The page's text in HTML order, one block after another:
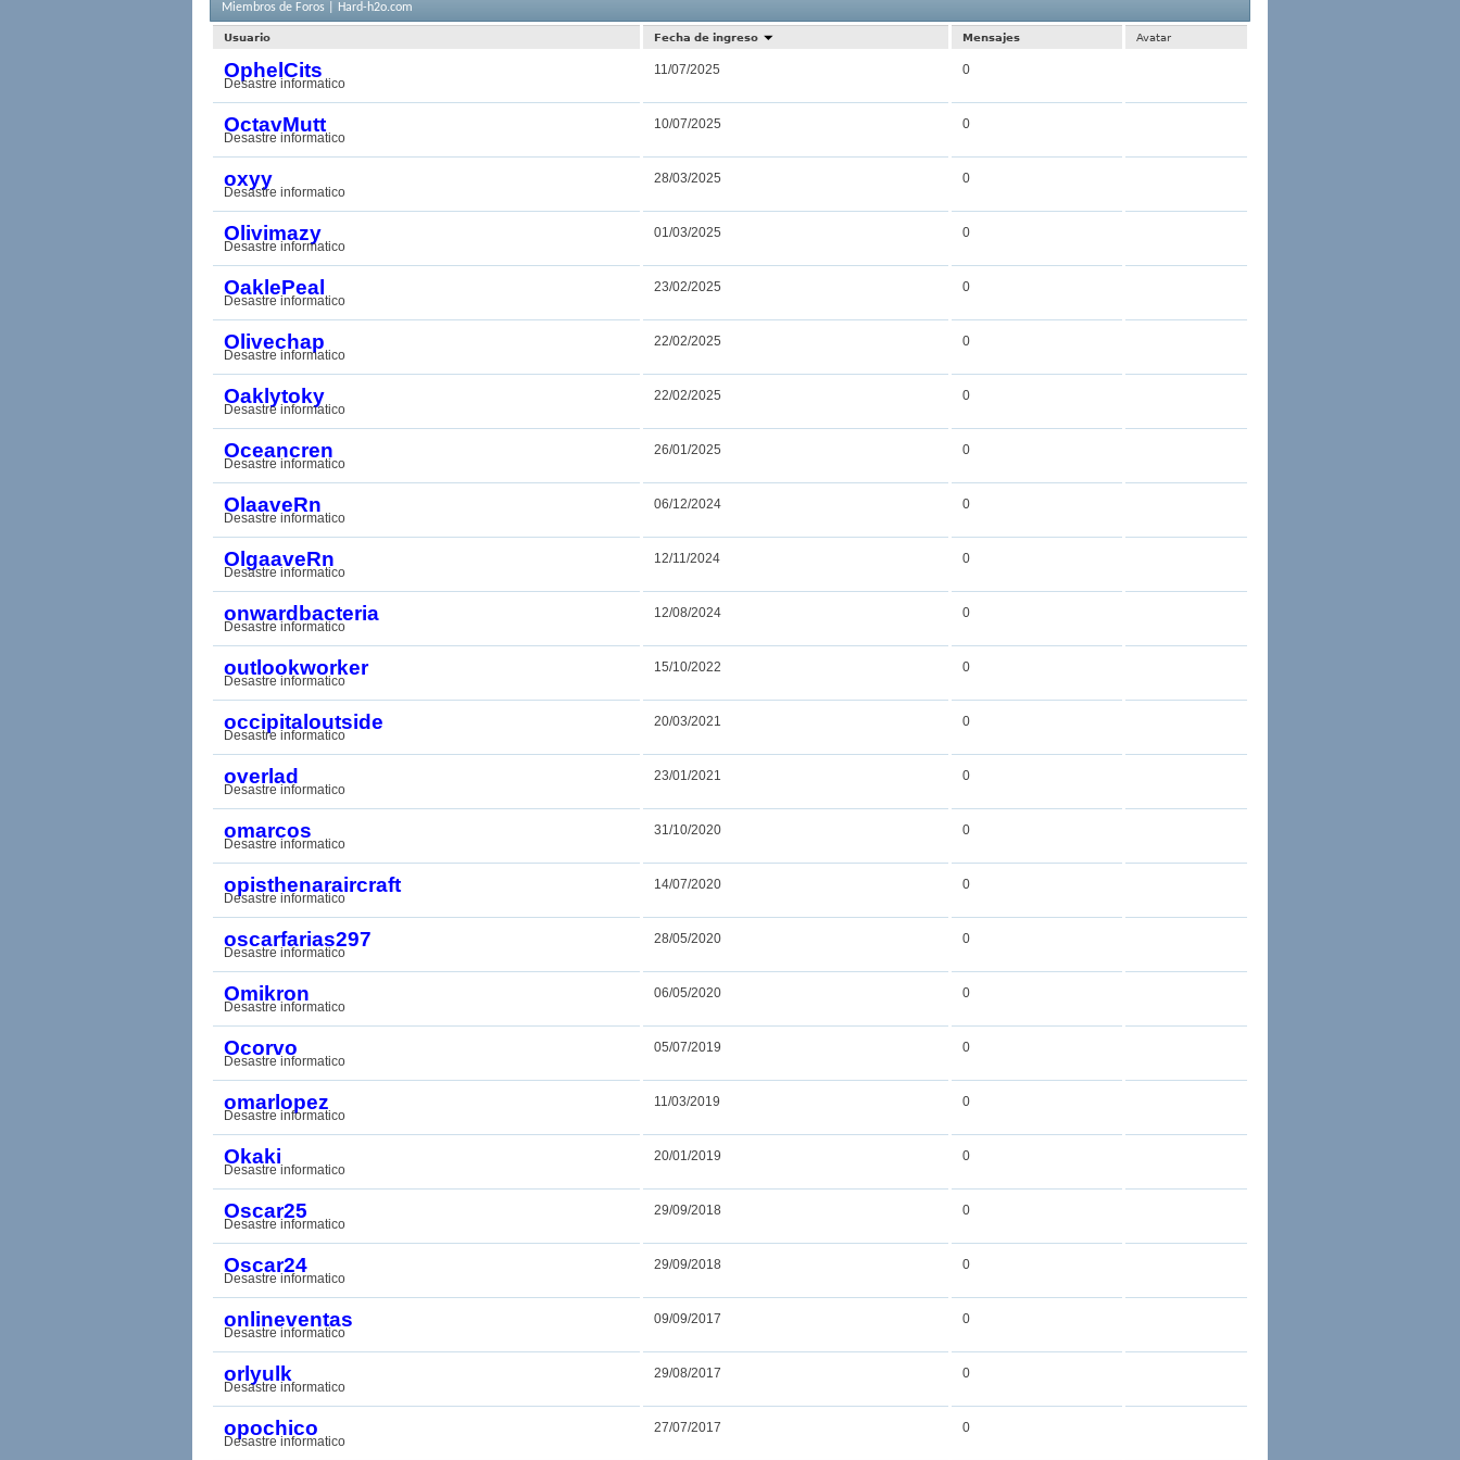
Miembros de Foros | Hard-h2o.com
Usuario Fecha de ingreso Mensajes Avatar
OphelCits
Desastre informatico
11/07/2025 0
OctavMutt
Desastre informatico
10/07/2025 0
oxyy
Desastre informatico
28/03/2025 0
Olivimazy
Desastre informatico
01/03/2025 0
OaklePeal
Desastre informatico
23/02/2025 0
Olivechap
Desastre informatico
22/02/2025 0
Oaklytoky
Desastre informatico
22/02/2025 0
Oceancren
Desastre informatico
26/01/2025 0
OlaaveRn
Desastre informatico
06/12/2024 0
OlgaaveRn
Desastre informatico
12/11/2024 0
onwardbacteria
Desastre informatico
12/08/2024 0
outlookworker
Desastre informatico
15/10/2022 0
occipitaloutside
Desastre informatico
20/03/2021 0
overlad
Desastre informatico
23/01/2021 0
omarcos
Desastre informatico
31/10/2020 0
opisthenaraircraft
Desastre informatico
14/07/2020 0
oscarfarias297
Desastre informatico
28/05/2020 0
Omikron
Desastre informatico
06/05/2020 0
Ocorvo
Desastre informatico
05/07/2019 0
omarlopez
Desastre informatico
11/03/2019 0
Okaki
Desastre informatico
20/01/2019 0
Oscar25
Desastre informatico
29/09/2018 0
Oscar24
Desastre informatico
29/09/2018 0
onlineventas
Desastre informatico
09/09/2017 0
orlyulk
Desastre informatico
29/08/2017 0
opochico
Desastre informatico
27/07/2017 0